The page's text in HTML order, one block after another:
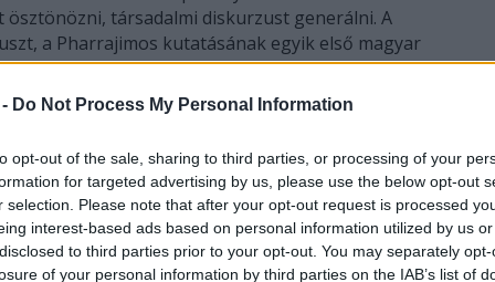
Do Not Process My Personal Information
opt-out of the sale, sharing to third parties, or processing of your
for targeted advertising by us, please use the below opt-out
selection. Please note that after your opt-out request is processed
interest-based ads based on personal information utilized by us
to third parties prior to your opt-out. You may separately
of your personal information by third parties on the IAB’s list of
társadalmi diskurzust generálni. A
a Pharrajimos kutatásának egyik első magyar
hogy a mélyen gyökerező, romákkal szembeni
és megváltoztassa. Az Auschwitz-
belül egy koncertet, egy dokumentumfilm
A koncert: A Frankfurt am Main-i Roma és Szintó
Filharmonikus Zenekar hat európai nagyvárosban
(Amszterdamban, Frankfurtban, Bukarestben,
Varsóban, Prágában és Budapesten) adja elő a